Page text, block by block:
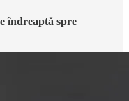
îndreaptă spre